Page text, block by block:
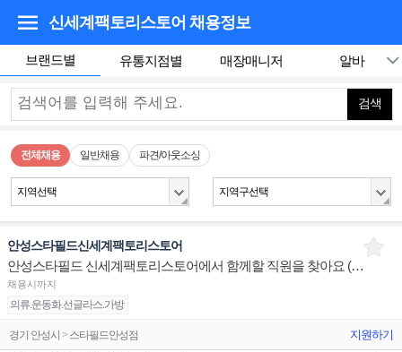
신세계팩토리스토어 채용정보
브랜드별 유통지점별 매장매니저 알바
검색
전체채용 일반채용 파견/아웃소싱
지역선택 지역구선택
안성스타필드신세계팩토리스토어
안성스타필드 신세계팩토리스토어에서 함께할 직원을 찾아요 (응대x / 입고,청소,정리)
채용시까지
의류.운동화.선글라스.가방
경기 안성시 > 스타필드안성점 지원하기